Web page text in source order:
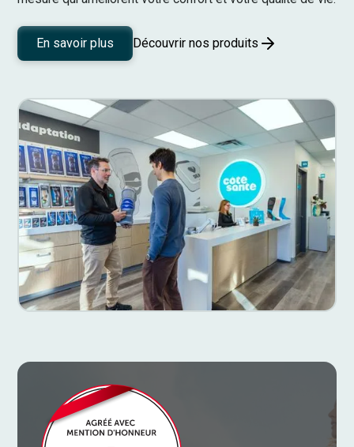
En savoir plus Découvrir nos produits